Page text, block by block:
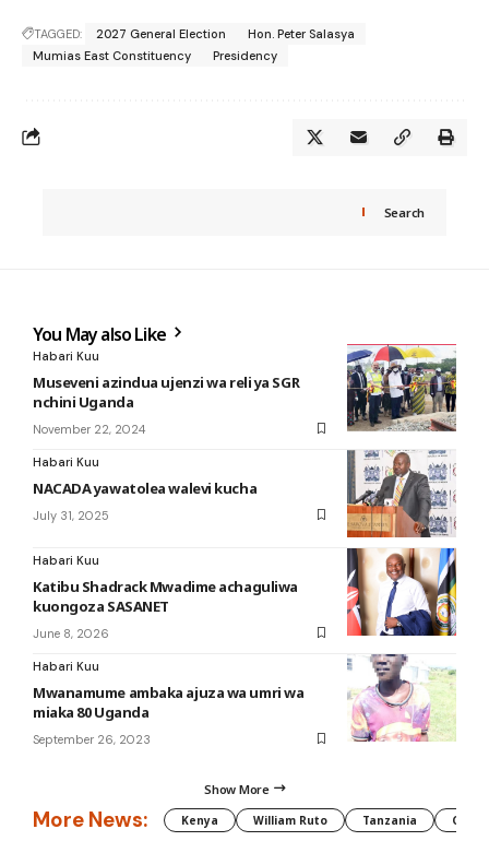
TAGGED: 2027 General Election
Hon. Peter Salasya
Mumias East Constituency
Presidency
Search
You May also Like
Habari Kuu
Museveni azindua ujenzi wa reli ya SGR
nchini Uganda
November 22, 2024
Habari Kuu
NACADA yawatolea walevi kucha
July 31, 2025
Habari Kuu
Katibu Shadrack Mwadime achaguliwa
kuongoza SASANET
June 8, 2026
Habari Kuu
Mwanamume ambaka ajuza wa umri wa
miaka 80 Uganda
September 26, 2023
Show More
More News: Kenya William Ruto Tanzania CAF